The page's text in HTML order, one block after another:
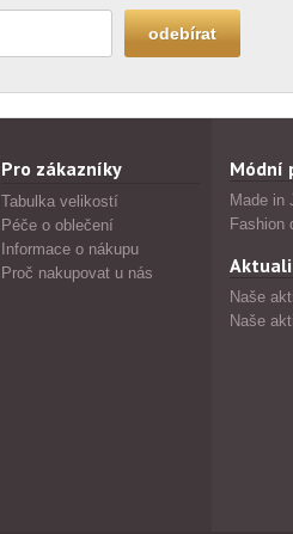
Pro zákazníky
Tabulka velikostí
Péče o oblečení
Informace o nákupu
Proč nakupovat u nás
Módní
Made in
Fashion
Naše
Naše